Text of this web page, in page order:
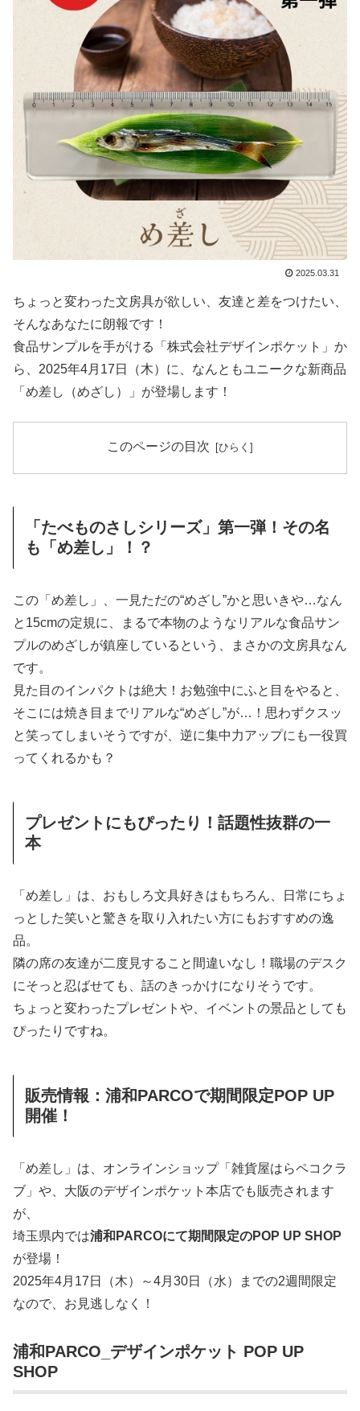
2025.03.31
ちょっと変わった文房具が欲しい、友達と差をつけたい、
そんなあなたに朗報です！
食品サンプルを手がける「株式会社デザインポケット」か
ら、2025年4月17日（木）に、なんともユニークな新商品
「め差し（めざし）」が登場します！
このページの目次
「たべものさしシリーズ」第一弾！その名
も「め差し」！？
この「め差し」、一見ただの“めざし”かと思いきや…なん
と15cmの定規に、まるで本物のようなリアルな食品サン
プルのめざしが鎮座しているという、まさかの文房具なん
です。
見た目のインパクトは絶大！お勉強中にふと目をやると、
そこには焼き目までリアルな“めざし”が…！思わずクスッ
と笑ってしまいそうですが、逆に集中力アップにも一役買
ってくれるかも？
プレゼントにもぴったり！話題性抜群の一
本
「め差し」は、おもしろ文具好きはもちろん、日常にちょ
っとした笑いと驚きを取り入れたい方にもおすすめの逸
品。
隣の席の友達が二度見すること間違いなし！職場のデスク
にそっと忍ばせても、話のきっかけになりそうです。
ちょっと変わったプレゼントや、イベントの景品としても
ぴったりですね。
販売情報：浦和PARCOで期間限定POP UP
開催！
「め差し」は、オンラインショップ「雑貨屋はらペコクラ
ブ」や、大阪のデザインポケット本店でも販売されます
が、
埼玉県内では浦和PARCOにて期間限定のPOP UP SHOP
が登場！
2025年4月17日（木）～4月30日（水）までの2週間限定
なので、お見逃しなく！
浦和PARCO_デザインポケット POP UP
SHOP